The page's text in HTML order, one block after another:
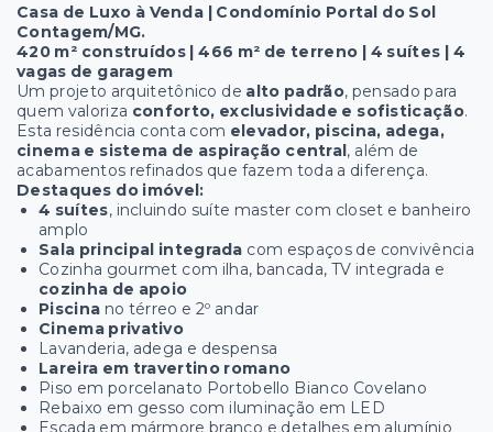
Casa de Luxo à Venda | Condomínio Portal do Sol
Contagem/MG.
420 m² construídos | 466 m² de terreno | 4 suítes | 4
vagas de garagem
Um projeto arquitetônico de alto padrão, pensado para
quem valoriza conforto, exclusividade e sofisticação.
Esta residência conta com elevador, piscina, adega,
cinema e sistema de aspiração central, além de
acabamentos refinados que fazem toda a diferença.
Destaques do imóvel:
4 suítes, incluindo suíte master com closet e banheiro
amplo
Sala principal integrada com espaços de convivência
Cozinha gourmet com ilha, bancada, TV integrada e
cozinha de apoio
Piscina no térreo e 2º andar
Cinema privativo
Lavanderia, adega e despensa
Lareira em travertino romano
Piso em porcelanato Portobello Bianco Covelano
Rebaixo em gesso com iluminação em LED
Escada em mármore branco e detalhes em alumínio